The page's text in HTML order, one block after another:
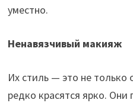
уместно.
Ненавязчивый макияж
Их стиль — это не
редко красятся ярко.